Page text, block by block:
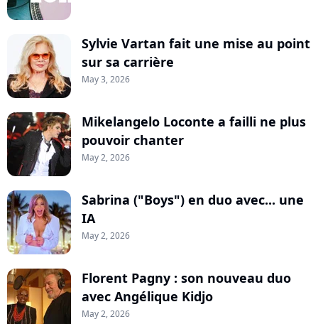
Sylvie Vartan fait une mise au point
sur sa carrière
May 3, 2026
Mikelangelo Loconte a failli ne plus
pouvoir chanter
May 2, 2026
Sabrina ("Boys") en duo avec... une
IA
May 2, 2026
Florent Pagny : son nouveau duo
avec Angélique Kidjo
May 2, 2026